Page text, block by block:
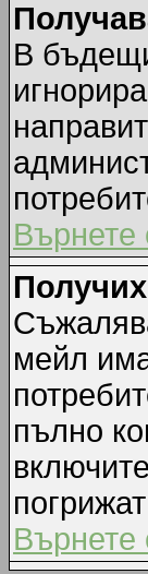
В
Върнете
мейл
пълно
Върнете